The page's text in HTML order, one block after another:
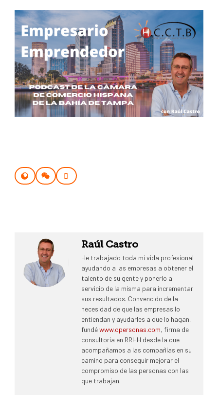
Raúl Castro
He trabajado toda mi vida profesional
ayudando a las empresas a obtener el
talento de su gente y ponerlo al
servicio de la misma para incrementar
sus resultados. Convencido de la
necesidad de que las empresas lo
entiendan y ayudarles a que lo hagan,
fundéwww.dpersonas.com, firma de
consultoría en RRHH desde la que
acompañamos a las compañías en su
camino para conseguir mejorar el
compromiso de las personas con las
que trabajan.